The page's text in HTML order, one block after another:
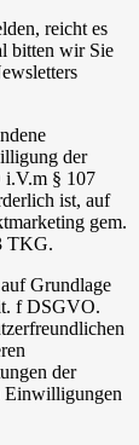
reicht es
bitten wir Sie
der
i.V.m § 107
ist, auf
gem.
TKG.
Grundlage
f DSGVO.
der
Einwilligungen